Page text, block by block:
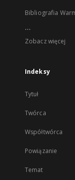
Bibliografia
...
Zobacz więcej
Indeksy
Tytuł
Twórca
Współtwórca
Powiązanie
Temat